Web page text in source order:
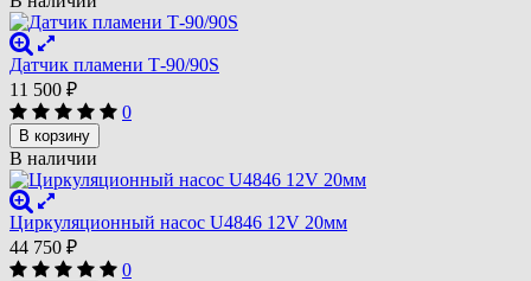
Датчик пламени Т-90/90S
11 500 ₽
0
В корзину
В наличии
Циркуляционный насос U4846 12V 20мм
44 750 ₽
0